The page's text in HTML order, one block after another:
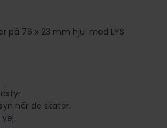
på 76 x 23 mm hjul med LYS
når de skater.